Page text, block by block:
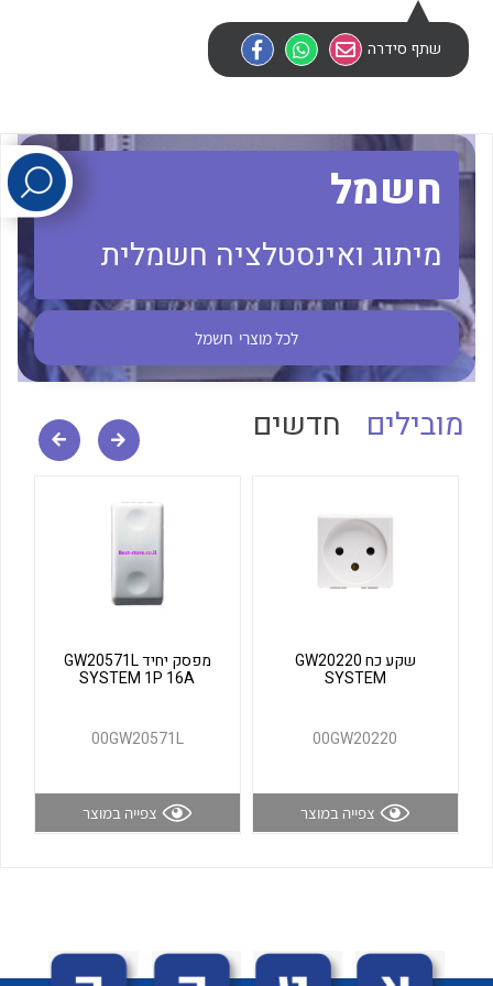
לכל מוצרי היצרן
לכל מוצרי היצרן לכל מוצרי היצרן
שתף סידרה
חשמל
מיתוג ואינסטלציה חשמלית
לכל מוצרי חשמל
מובילים חדשים
שקע כח GW20220
SYSTEM
00GW20220
צפייה במוצר
מפסק יחיד GW20571L
SYSTEM 1P 16A
00GW20571L
צפייה במוצר